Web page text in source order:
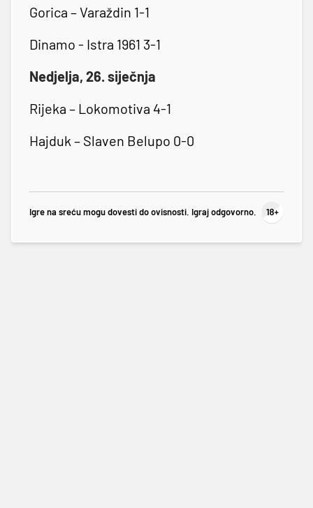
Gorica – Varaždin 1-1
Dinamo - Istra 1961 3-1
Nedjelja, 26. siječnja
Rijeka – Lokomotiva 4-1
Hajduk – Slaven Belupo 0-0
Igre na sreću mogu dovesti do ovisnosti. Igraj odgovorno.